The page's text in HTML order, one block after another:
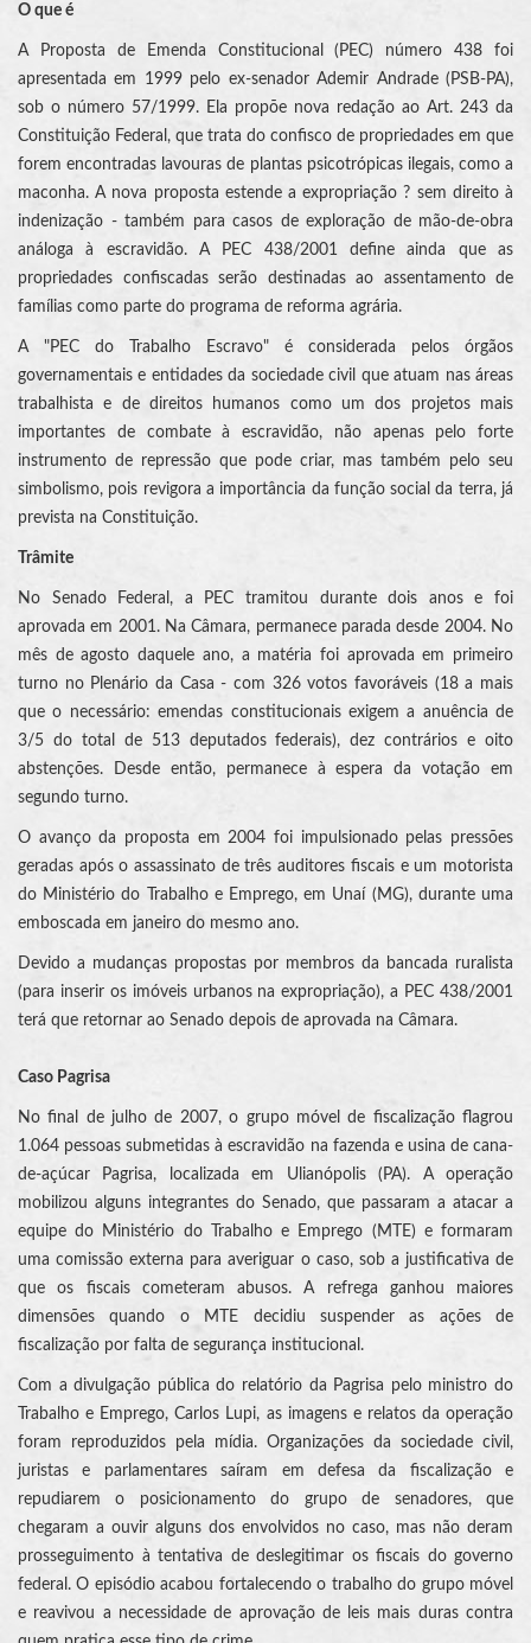
O que é
A Proposta de Emenda Constitucional (PEC) número 438 foi
apresentada em 1999 pelo ex-senador Ademir Andrade (PSB-PA),
sob o número 57/1999. Ela propõe nova redação ao Art. 243 da
Constituição Federal, que trata do confisco de propriedades em que
forem encontradas lavouras de plantas psicotrópicas ilegais, como a
maconha. A nova proposta estende a expropriação ? sem direito à
indenização - também para casos de exploração de mão-de-obra
análoga à escravidão. A PEC 438/2001 define ainda que as
propriedades confiscadas serão destinadas ao assentamento de
famílias como parte do programa de reforma agrária.
A "PEC do Trabalho Escravo" é considerada pelos órgãos
governamentais e entidades da sociedade civil que atuam nas áreas
trabalhista e de direitos humanos como um dos projetos mais
importantes de combate à escravidão, não apenas pelo forte
instrumento de repressão que pode criar, mas também pelo seu
simbolismo, pois revigora a importância da função social da terra, já
prevista na Constituição.
Trâmite
No Senado Federal, a PEC tramitou durante dois anos e foi
aprovada em 2001. Na Câmara, permanece parada desde 2004. No
mês de agosto daquele ano, a matéria foi aprovada em primeiro
turno no Plenário da Casa - com 326 votos favoráveis (18 a mais
que o necessário: emendas constitucionais exigem a anuência de
3/5 do total de 513 deputados federais), dez contrários e oito
abstenções. Desde então, permanece à espera da votação em
segundo turno.
O avanço da proposta em 2004 foi impulsionado pelas pressões
geradas após o assassinato de três auditores fiscais e um motorista
do Ministério do Trabalho e Emprego, em Unaí (MG), durante uma
emboscada em janeiro do mesmo ano.
Devido a mudanças propostas por membros da bancada ruralista
(para inserir os imóveis urbanos na expropriação), a PEC 438/2001
terá que retornar ao Senado depois de aprovada na Câmara.
Caso Pagrisa
No final de julho de 2007, o grupo móvel de fiscalização flagrou
1.064 pessoas submetidas à escravidão na fazenda e usina de cana-
de-açúcar Pagrisa, localizada em Ulianópolis (PA). A operação
mobilizou alguns integrantes do Senado, que passaram a atacar a
equipe do Ministério do Trabalho e Emprego (MTE) e formaram
uma comissão externa para averiguar o caso, sob a justificativa de
que os fiscais cometeram abusos. A refrega ganhou maiores
dimensões quando o MTE decidiu suspender as ações de
fiscalização por falta de segurança institucional.
Com a divulgação pública do relatório da Pagrisa pelo ministro do
Trabalho e Emprego, Carlos Lupi, as imagens e relatos da operação
foram reproduzidos pela mídia. Organizações da sociedade civil,
juristas e parlamentares saíram em defesa da fiscalização e
repudiarem o posicionamento do grupo de senadores, que
chegaram a ouvir alguns dos envolvidos no caso, mas não deram
prosseguimento à tentativa de deslegitimar os fiscais do governo
federal. O episódio acabou fortalecendo o trabalho do grupo móvel
e reavivou a necessidade de aprovação de leis mais duras contra